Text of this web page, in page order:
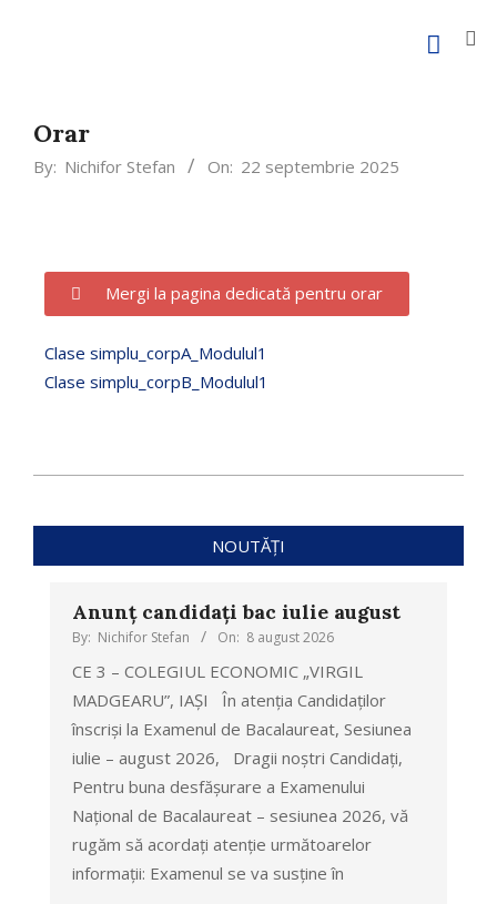
Orar
By: Nichifor Stefan On: 22 septembrie 2025
Mergi la pagina dedicată pentru orar
Clase simplu_corpA_Modulul1
Clase simplu_corpB_Modulul1
NOUTĂȚI
Anunț candidați bac iulie august
By: Nichifor Stefan On: 8 august 2026
CE 3 – COLEGIUL ECONOMIC „VIRGIL
MADGEARU”, IAȘI În atenția Candidaților
înscriși la Examenul de Bacalaureat, Sesiunea
iulie – august 2026, Dragii noștri Candidați,
Pentru buna desfășurare a Examenului
Național de Bacalaureat – sesiunea 2026, vă
rugăm să acordați atenție următoarelor
informații: Examenul se va susține în